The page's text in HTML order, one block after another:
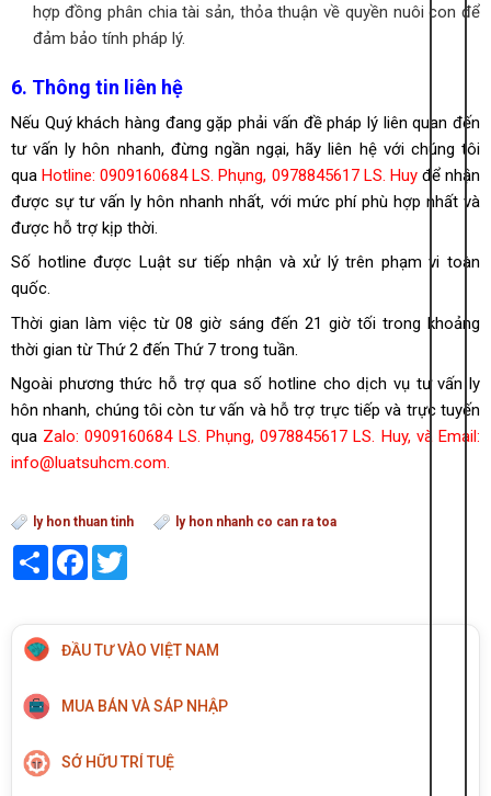
hợp đồng phân chia tài sản, thỏa thuận về quyền nuôi con để
đảm bảo tính pháp lý.
6. Thông tin liên hệ
Nếu Quý khách hàng đang gặp phải vấn đề pháp lý liên quan đến
tư vấn ly hôn nhanh, đừng ngần ngại, hãy liên hệ với chúng tôi
quaHotline: 0909160684 LS. Phụng, 0978845617 LS. Huy để nhận
được sự tư vấn ly hôn nhanh nhất, với mức phí phù hợp nhất và
được hỗ trợ kịp thời.
Số hotline được Luật sư tiếp nhận và xử lý trên phạm vi toàn
quốc.
Thời gian làm việc từ 08 giờ sáng đến 21 giờ tối trong khoảng
thời gian từ Thứ 2 đến Thứ 7 trong tuần.
Ngoài phương thức hỗ trợ qua số hotline cho dịch vụ tư vấn ly
hôn nhanh, chúng tôi còn tư vấn và hỗ trợ trực tiếp và trực tuyến
qua Zalo: 0909160684 LS. Phụng, 0978845617 LS. Huy, và Email:
info@luatsuhcm.com.
ly hon thuan tinh ly hon nhanh co can ra toa
Share Facebook
ĐẦU TƯ VÀO VIỆT NAM
MUA BÁN VÀ SÁP NHẬP
SỞ HỮU TRÍ TUỆ